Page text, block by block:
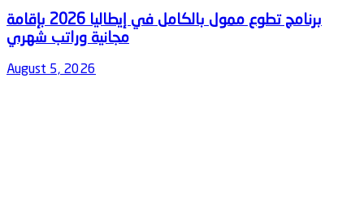
‫برنامج تطوع ممول بالكامل في إيطاليا 2026 بإقامة
August 5, 2026